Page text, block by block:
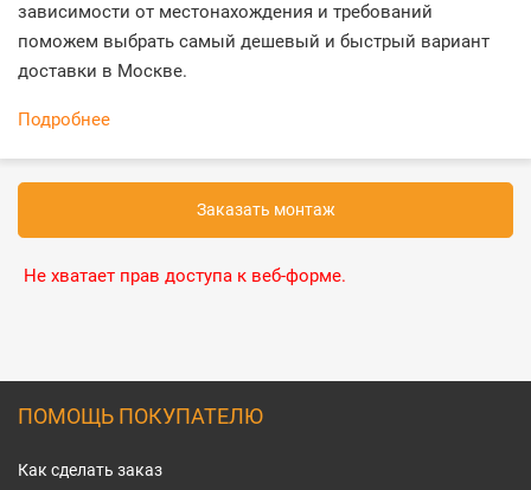
зависимости от местонахождения и требований
поможем выбрать самый дешевый и быстрый вариант
доставки в Москве.
Подробнее
Заказать монтаж
Не хватает прав доступа к веб-форме.
ПОМОЩЬ ПОКУПАТЕЛЮ
Как сделать заказ